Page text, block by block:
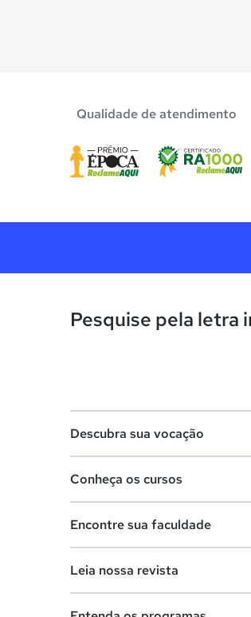
Qualidade de atendimento
Pesquise pela letra
Descubra sua vocação
Lista de profissões
Conheça os cursos
Cursos de graduação
Encontre sua faculdade
Leia nossa revista